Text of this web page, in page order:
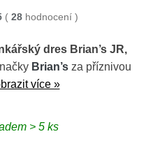
( 28 hodnocení )
dres Brian’s JR,
Brian’s za příznivou
více »
> 5 ks